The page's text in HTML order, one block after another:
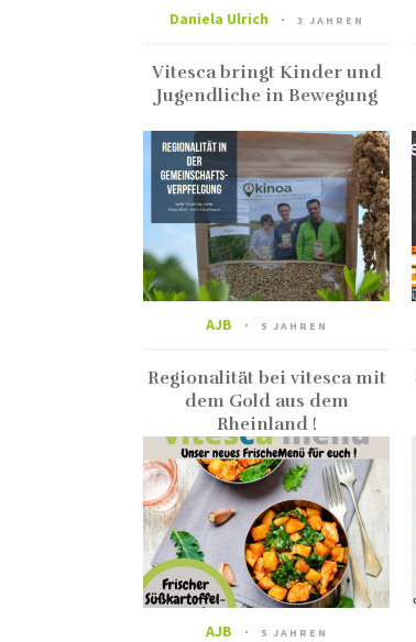
Daniela Ulrich 3 JAHREN
Vitesca bringt Kinder und
Jugendliche in Bewegung
AJB 5 JAHREN
Regionalität bei vitesca mit
dem Gold aus dem
Rheinland !
AJB 5 JAHREN